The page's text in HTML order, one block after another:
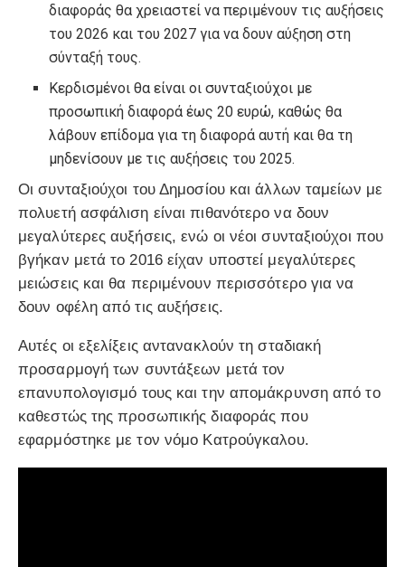
διαφοράς θα χρειαστεί να περιμένουν τις αυξήσεις
του 2026 και του 2027 για να δουν αύξηση στη
σύνταξή τους.
Κερδισμένοι θα είναι οι συνταξιούχοι με
προσωπική διαφορά έως 20 ευρώ, καθώς θα
λάβουν επίδομα για τη διαφορά αυτή και θα τη
μηδενίσουν με τις αυξήσεις του 2025.
Οι συνταξιούχοι του Δημοσίου και άλλων ταμείων με
πολυετή ασφάλιση είναι πιθανότερο να δουν
μεγαλύτερες αυξήσεις, ενώ οι νέοι συνταξιούχοι που
βγήκαν μετά το 2016 είχαν υποστεί μεγαλύτερες
μειώσεις και θα περιμένουν περισσότερο για να
δουν οφέλη από τις αυξήσεις.
Αυτές οι εξελίξεις αντανακλούν τη σταδιακή
προσαρμογή των συντάξεων μετά τον
επανυπολογισμό τους και την απομάκρυνση από το
καθεστώς της προσωπικής διαφοράς που
εφαρμόστηκε με τον νόμο Κατρούγκαλου.